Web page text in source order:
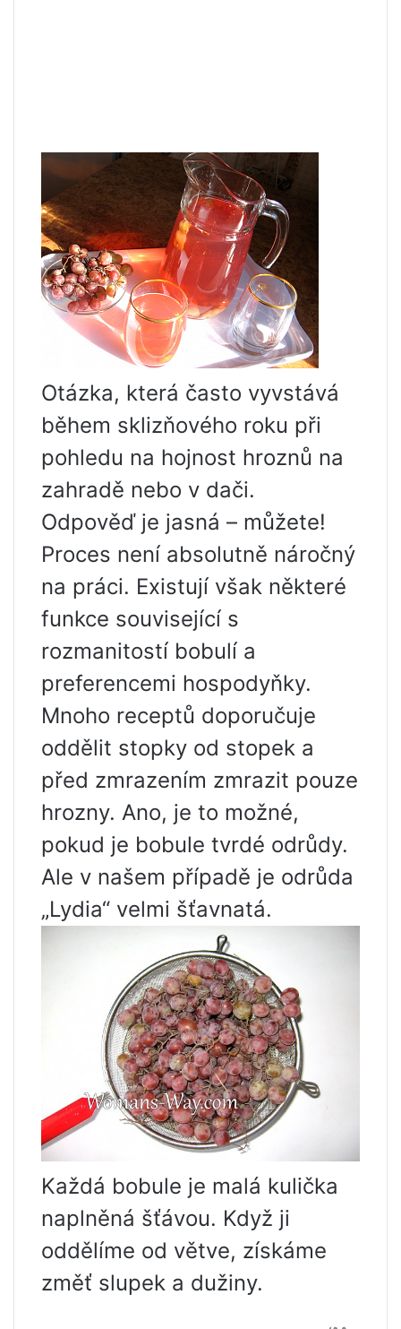
Otázka, která často vyvstává
během sklizňového roku při
pohledu na hojnost hroznů na
zahradě nebo v dači.
Odpověď je jasná – můžete!
Proces není absolutně náročný
na práci. Existují však některé
funkce související s
rozmanitostí bobulí a
preferencemi hospodyňky.
Mnoho receptů doporučuje
oddělit stopky od stopek a
před zmrazením zmrazit pouze
hrozny. Ano, je to možné,
pokud je bobule tvrdé odrůdy.
Ale v našem případě je odrůda
„Lydia“ velmi šťavnatá.
Každá bobule je malá kulička
naplněná šťávou. Když ji
oddělíme od větve, získáme
změť slupek a dužiny.